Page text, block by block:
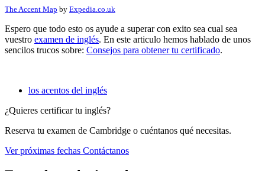
The Accent Map by Expedia.co.uk
Espero que todo esto os ayude a superar con exito sea cual sea
vuestro examen de inglés. En este articulo hemos hablado de unos
sencilos trucos sobre: Consejos para obtener tu certificado.
los acentos del inglés
¿Quieres certificar tu inglés?
Reserva tu examen de Cambridge o cuéntanos qué necesitas.
Ver próximas fechas Contáctanos